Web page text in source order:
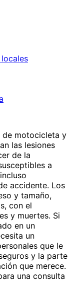
de motocicleta y
las lesiones
de la
a
accidente. Los
y tamaño,
con el
y muertes. Si
en un
un
que le
y la parte
que merece.
una consulta